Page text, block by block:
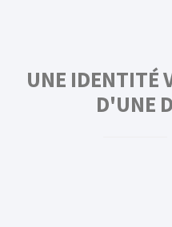
UNE IDENTITÉ
D'UNE